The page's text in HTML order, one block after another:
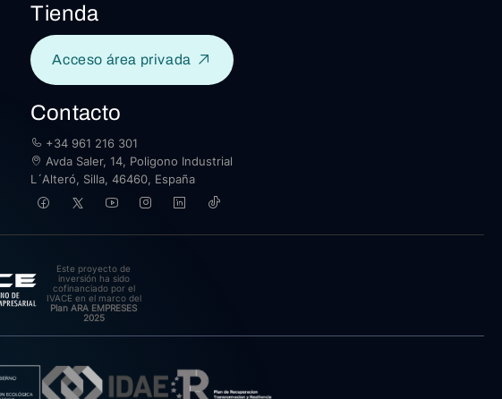
Tienda
Acceso área privada
Contacto
+34 961 216 301
Avda Saler, 14, Poligono Industrial
L´Alteró, Silla, 46460, España
Este proyecto de
inversión ha sido
cofinanciado por el
IVACE en el marco del
Plan ARA EMPRESES
2025